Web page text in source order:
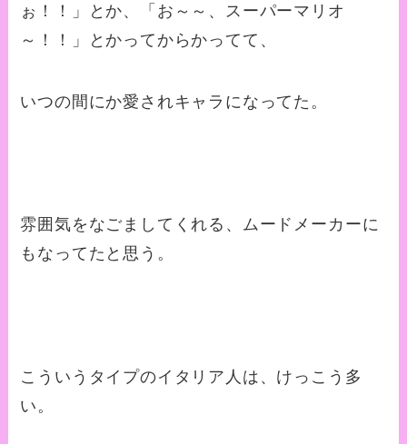
ぉ！！」とか、「お～～、スーパーマリオ
～！！」とかってからかってて、
いつの間にか愛されキャラになってた。
雰囲気をなごましてくれる、ムードメーカーに
もなってたと思う。
こういうタイプのイタリア人は、けっこう多
い。